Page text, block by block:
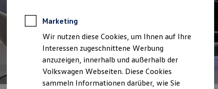
Rekuperation
Laden unterwegs
Laden Zuhause
Ladestationen finden
Ladezeitensimulator
Batterie
Sicherheit
Marketing
Wir nutzen diese Cookies, um Ihnen auf Ihre
Interessen zugeschnittene Werbung
anzuzeigen, innerhalb und außerhalb der
Volkswagen Webseiten. Diese Cookies
sammeln Informationen darüber, wie Sie